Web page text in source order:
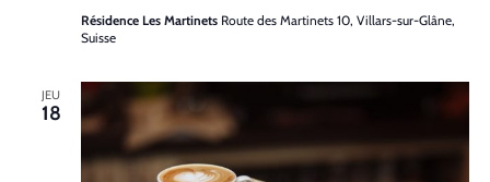
Résidence Les Martinets Route des Martinets 10, Villars-sur-Glâne,
Suisse
JEU
18